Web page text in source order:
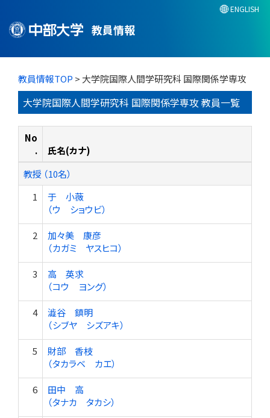
教員情報
ENGLISH
教員情報TOP > 大学院国際人間学研究科 国際関係学専攻
大学院国際人間学研究科 国際関係学専攻 教員一覧
No
.
氏名(カナ)
教授 （10名）
1
于 小薇
（ウ ショウビ）
2
加々美 康彦
（カガミ ヤスヒコ）
3
高 英求
（コウ ヨング）
4
澁谷 鎮明
（シブヤ シズアキ）
5
財部 香枝
（タカラベ カエ）
6
田中 高
（タナカ タカシ）